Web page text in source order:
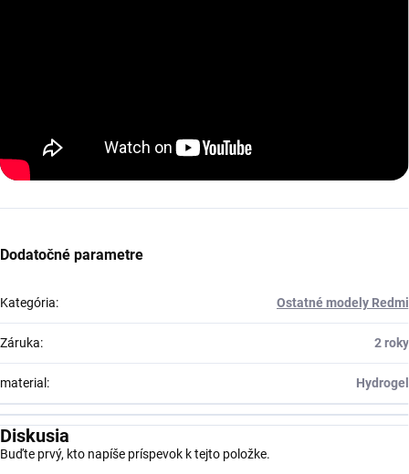
Dodatočné parametre
Kategória: Ostatné modely Redmi
Záruka: 2 roky
material: Hydrogel
Diskusia
Buďte prvý, kto napíše príspevok k tejto položke.